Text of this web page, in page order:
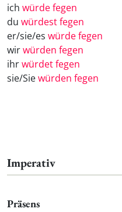
ich würde fegen
du würdest fegen
er/sie/es würde fegen
wirwürden fegen
ihrwürdet fegen
sie/Siewürden fegen
Imperativ
Präsens